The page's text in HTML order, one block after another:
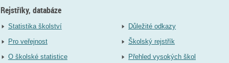
Rejstříky, databáze
Statistika školství
Pro veřejnost
O školské statistice
Důležité odkazy
Školský rejstřík
Přehled vysokých škol